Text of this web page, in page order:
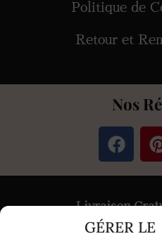
GÉRER LE
Politique de
Retour et
Nos
Livraison
PaiementSécurisé